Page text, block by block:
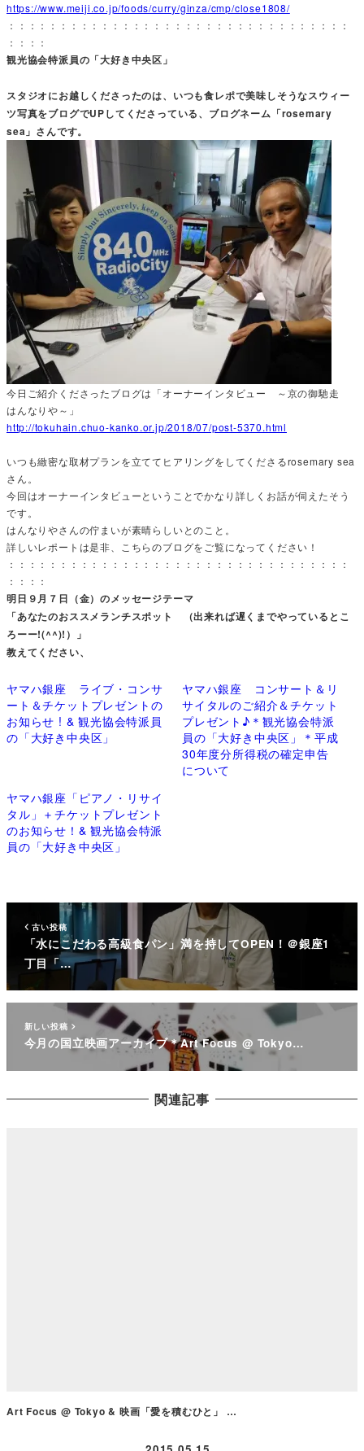
https://www.meiji.co.jp/foods/curry/ginza/cmp/close1808/
：：：：：：：：：：：：：：：：：：：：：：：：：：：：：：：：：
：：：：
観光協会特派員の「大好き中央区」
スタジオにお越しくださったのは、いつも食レポで美味しそうなスウィー
ツ写真をブログでUPしてくださっている、ブログネーム「rosemary
sea」さんです。
今日ご紹介くださったブログは「オーナーインタビュー ～京の御馳走
はんなりや～」
http://tokuhain.chuo-kanko.or.jp/2018/07/post-5370.html
いつも緻密な取材プランを立ててヒアリングをしてくださるrosemary sea
さん。
今回はオーナーインタビューということでかなり詳しくお話が伺えたそう
です。
はんなりやさんの佇まいが素晴らしいとのこと。
詳しいレポートは是非、こちらのブログをご覧になってください！
：：：：：：：：：：：：：：：：：：：：：：：：：：：：：：：：：
：：：：
明日９月７日（金）のメッセージテーマ
「あなたのおススメランチスポット （出来れば遅くまでやっているとこ
ろーー!(^^)!）」
教えてください、
ヤマハ銀座 ライブ・コンサ
ート＆チケットプレゼントの
お知らせ ! & 観光協会特派員
の「大好き中央区」
ヤマハ銀座 コンサート＆リ
サイタルのご紹介＆チケット
プレゼント♪＊観光協会特派
員の「大好き中央区」＊平成
30年度分所得税の確定申告
について
ヤマハ銀座「ピアノ・リサイ
タル」＋チケットプレゼント
のお知らせ！& 観光協会特派
員の「大好き中央区」
古い投稿
「水にこだわる高級食パン」満を持してOPEN！＠銀座1
丁目「…
新しい投稿
今月の国立映画アーカイブ＊Art Focus @ Tokyo…
関連記事
Art Focus @ Tokyo & 映画「愛を積むひと」 …